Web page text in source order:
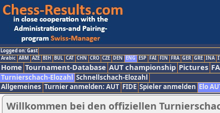
Logged on: Gast
Arabic ARM AZE BIH BUL CAT CHN CRO CZE DEN ENG ESP FAI FIN FRA GER GRE INA
Home Tournament-Database AUT championship Pictures
Turnierschach-Elozahl Schnellschach-Elozahl
Allgemeines Turnier anmelden: AUT FIDE Spieler anmelden Elo
Willkommen bei den offiziellen